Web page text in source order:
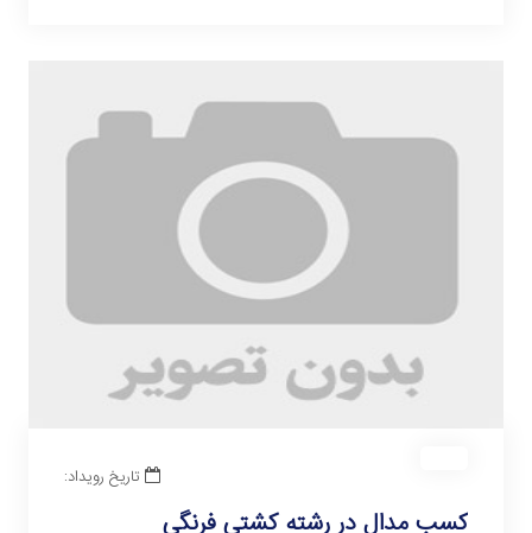
تاریخ رویداد:
کسب مدال در رشته کشتی فرنگی